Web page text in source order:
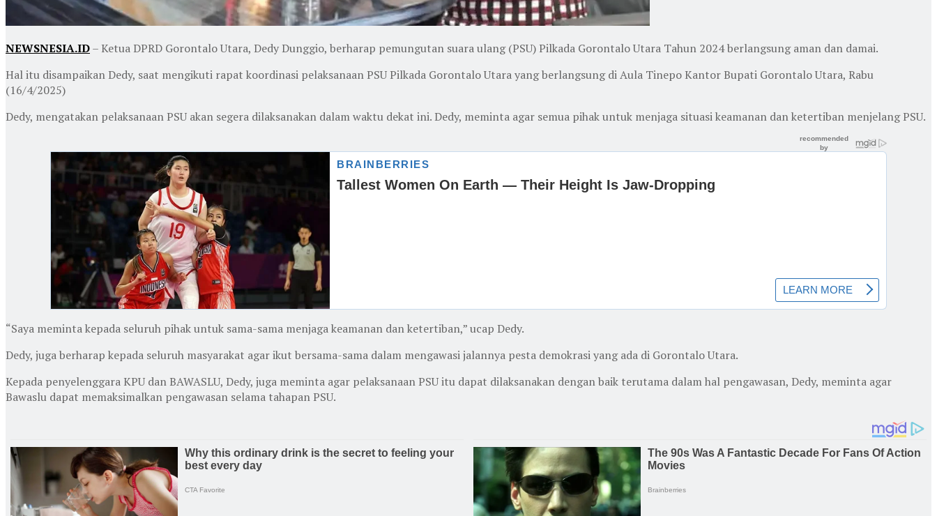
NEWSNESIA.ID– Ketua DPRD Gorontalo Utara, Dedy Dunggio, berharap pemungutan suara ulang (PSU) Pilkada Gorontalo Utara Tahun 2024 berlangsung aman dan damai.
Hal itu disampaikan Dedy, saat mengikuti rapat koordinasi pelaksanaan PSU Pilkada Gorontalo Utara yang berlangsung di Aula Tinepo Kantor Bupati Gorontalo Utara, Rabu
(16/4/2025)
Dedy, mengatakan pelaksanaan PSU akan segera dilaksanakan dalam waktu dekat ini. Dedy, meminta agar semua pihak untuk menjaga situasi keamanan dan ketertiban menjelang PSU.
“Saya meminta kepada seluruh pihak untuk sama-sama menjaga keamanan dan ketertiban,” ucap Dedy.
Dedy, juga berharap kepada seluruh masyarakat agar ikut bersama-sama dalam mengawasi jalannya pesta demokrasi yang ada di Gorontalo Utara.
Kepada penyelenggara KPU dan BAWASLU, Dedy, juga meminta agar pelaksanaan PSU itu dapat dilaksanakan dengan baik terutama dalam hal pengawasan, Dedy, meminta agar
Bawaslu dapat memaksimalkan pengawasan selama tahapan PSU.